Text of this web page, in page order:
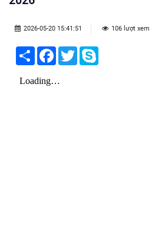
2026-05-20 15:41:51 106 lượt xem
Share Facebook
Twitter